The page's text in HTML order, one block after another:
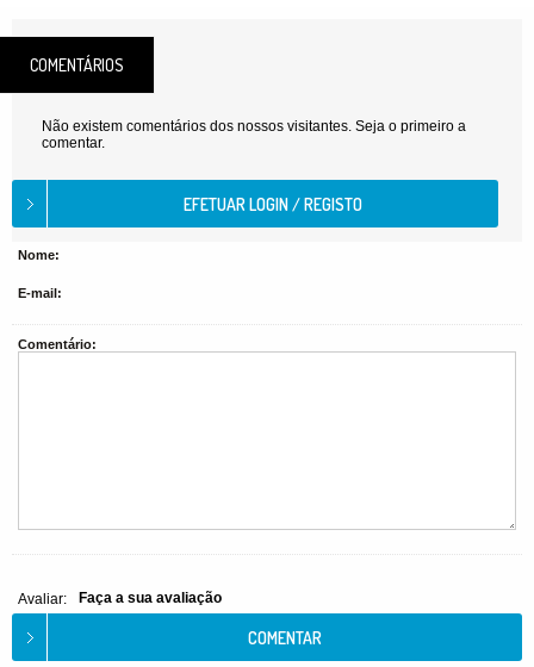
COMENTÁRIOS
Não existem comentários dos nossos visitantes. Seja o primeiro a
comentar.
Nome:
E-mail:
Comentário:
Avaliar: Faça a sua avaliação